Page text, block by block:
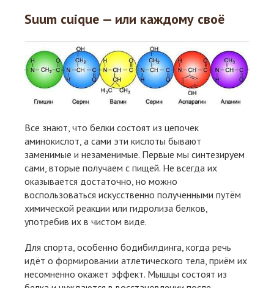
Suum cuique — или каждому своё
Все знают, что белки состоят из цепочек
аминокислот, а сами эти кислоты бывают
заменимые и незаменимые. Первые мы синтезируем
сами, вторые получаем с пищей. Не всегда их
оказывается достаточно, но можно
воспользоваться искусственно полученными путём
химической реакции или гидролиза белков,
употребив их в чистом виде.
Для спорта, особенно бодибилдинга, когда речь
идёт о формировании атлетического тела, приём их
несомненно окажет эффект. Мышцы состоят из